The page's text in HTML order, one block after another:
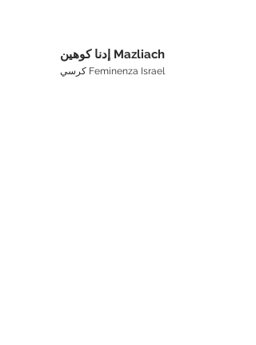
إدنا كوهين Mazliach
كرسي Feminenza Israel